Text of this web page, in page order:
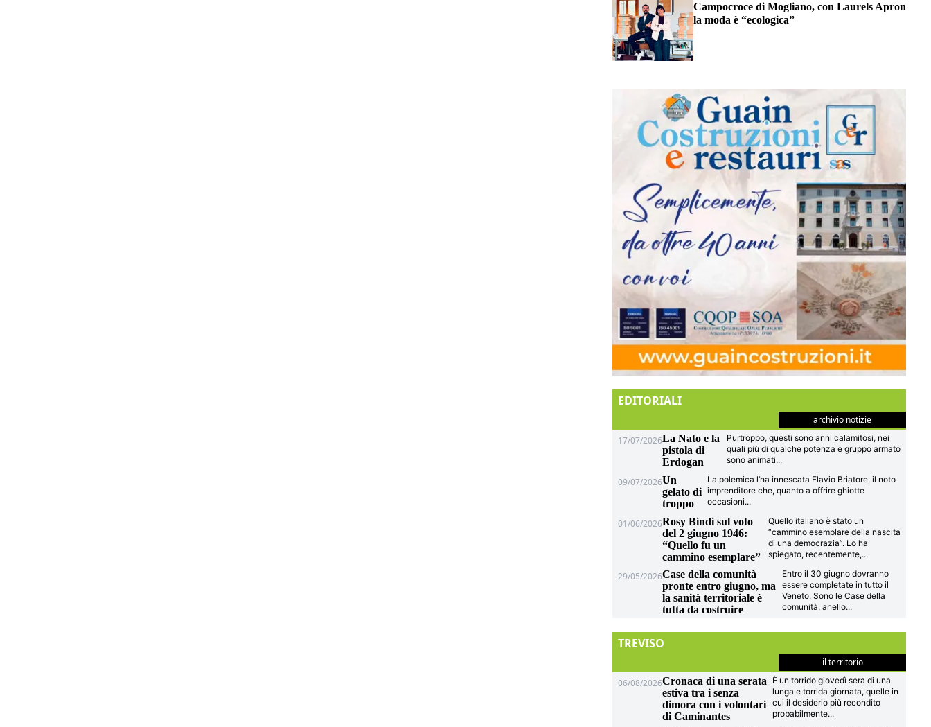
Campocroce di Mogliano, con Laurels Apron
la moda è “ecologica”
EDITORIALI
archivio notizie
17/07/2026La Nato e la
pistola di
Erdogan
Purtroppo, questi sono anni calamitosi, nei
quali più di qualche potenza e gruppo armato
sono animati...
09/07/2026Un
gelato di
troppo
La polemica l’ha innescata Flavio Briatore, il noto
imprenditore che, quanto a offrire ghiotte
occasioni...
01/06/2026Rosy Bindi sul voto
del 2 giugno 1946:
“Quello fu un
cammino esemplare”
Quello italiano è stato un
“cammino esemplare della nascita
di una democrazia”. Lo ha
spiegato, recentemente,...
29/05/2026Case della comunità
pronte entro giugno, ma
la sanità territoriale è
tutta da costruire
Entro il 30 giugno dovranno
essere completate in tutto il
Veneto. Sono le Case della
comunità, anello...
TREVISO
il territorio
06/08/2026Cronaca di una serata
estiva tra i senza
dimora con i volontari
di Caminantes
È un torrido giovedì sera di una
lunga e torrida giornata, quelle in
cui il desiderio più recondito
probabilmente...